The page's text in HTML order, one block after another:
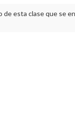
esta clase que se